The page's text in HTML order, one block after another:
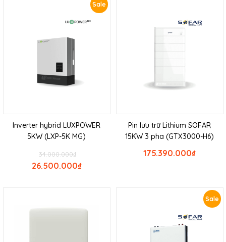
Sale
Inverter hybrid LUXPOWER
5KW (LXP-5K MG)
₫
34.000.000
₫
26.500.000
Pin lưu trữ Lithium SOFAR
15KW 3 pha (GTX3000-H6)
₫
175.390.000
Sale